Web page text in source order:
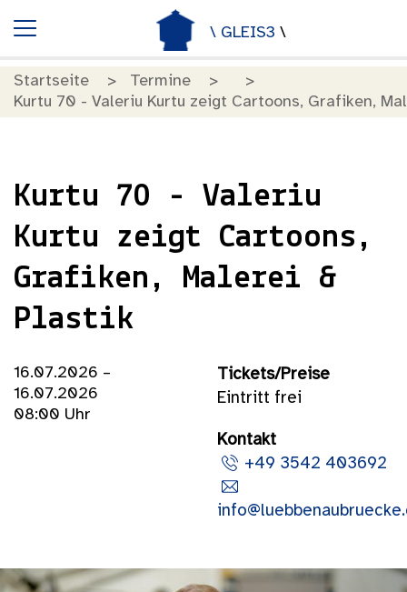
\ GLEIS3\
Startseite
Termine
Kurtu 70 - Valeriu Kurtu zeigt Cartoons, Grafiken,
Kurtu 70 - Valeriu
Kurtu zeigt Cartoons,
Grafiken, Malerei &
Plastik
16.07.2026 –
16.07.2026
08:00 Uhr
Tickets/Preise
Eintritt frei
Kontakt
+49 3542 403692